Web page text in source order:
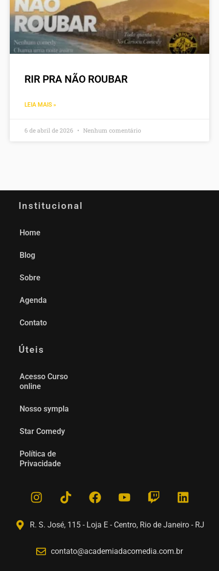
RIR PRA NÃO ROUBAR
LEIA MAIS »
6 de abril de 2026 Nenhum comentário
Institucional
Home
Blog
Sobre
Agenda
Contato
Úteis
Acesso Curso
online
Nosso sympla
Star Comedy
Política de
Privacidade
R. S. José, 115 - Loja E - Centro, Rio de Janeiro - RJ
contato@academiadacomedia.com.br